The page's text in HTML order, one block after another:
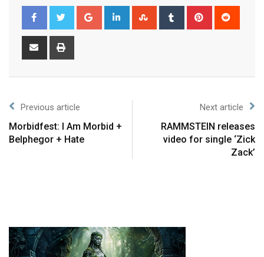
Previous article
Morbidfest: I Am Morbid +
Belphegor + Hate
Next article
RAMMSTEIN releases
video for single ‘Zick
Zack’